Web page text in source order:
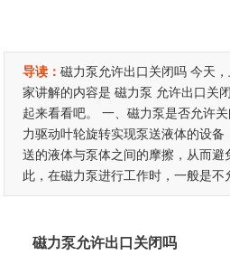
导读：磁力泵允许出口关闭吗 今天
家讲解的内容是 磁力泵 允许出口关
起来看看吧。 一、磁力泵是否允许
力驱动叶轮旋转实现泵送液体的设
送的液体与泵体之间的摩擦，从而避
此，在磁力泵进行工作时，一般是不
磁力泵允许出口关闭吗